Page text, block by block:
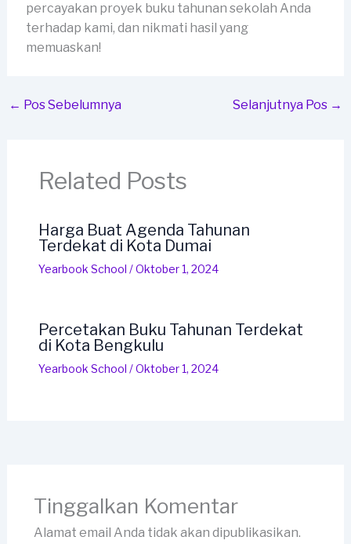
percayakan proyek buku tahunan sekolah Anda
terhadap kami, dan nikmati hasil yang
memuaskan!
← Pos Sebelumnya Selanjutnya Pos →
Related Posts
Harga Buat Agenda Tahunan
Terdekat di Kota Dumai
Yearbook School /Oktober 1, 2024
Percetakan Buku Tahunan Terdekat
di Kota Bengkulu
Yearbook School /Oktober 1, 2024
Tinggalkan Komentar
Alamat email Anda tidak akan dipublikasikan.